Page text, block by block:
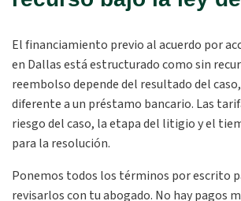
El financiamiento previo al acuerdo por
en Dallas está estructurado como sin
reembolso depende del resultado del
diferente a un préstamo bancario. Las
riesgo del caso, la etapa del litigio y el
para la resolución.
Ponemos todos los términos por escrito
revisarlos con tu abogado. No hay pagos